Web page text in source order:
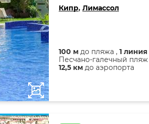
Кипр, Лимассол
100 м до пляжа , 1 линия
Песчано-галечный пляж
12,5 км до аэропорта